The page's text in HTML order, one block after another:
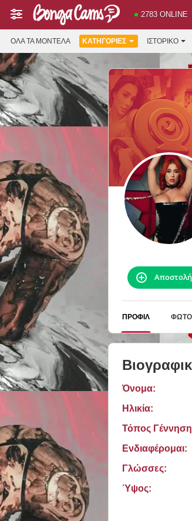
2783 ONLINE
ΌΛΑ ΤΑ ΜΟΝΤΈΛΑ ΚΑΤΗΓΟΡΊΕΣ ΙΣΤΟΡΙΚΌ
ΠΡΟΦΊΛ
Όνομα:
Ηλικία:
Τόπος
Ενδιαφέρομαι:
Γλώσσες:
Ύψος: